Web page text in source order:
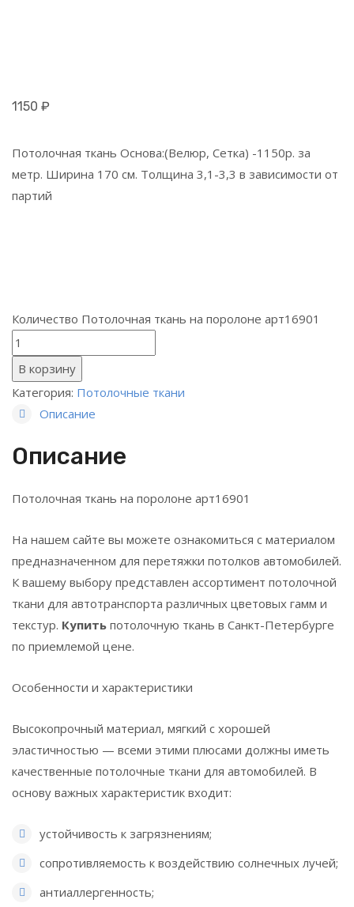
1150 ₽
Потолочная ткань Основа:(Велюр, Сетка) -1150р. за
метр. Ширина 170 см. Толщина 3,1-3,3 в зависимости от
партий
Количество Потолочная ткань на поролоне арт16901
В корзину
Категория: Потолочные ткани
Описание
Описание
Потолочная ткань на поролоне арт16901
На нашем сайте вы можете ознакомиться с материалом
предназначенном для перетяжки потолков автомобилей.
К вашему выбору представлен ассортимент потолочной
ткани для автотранспорта различных цветовых гамм и
текстур. Купить потолочную ткань в Санкт-Петербурге
по приемлемой цене.
Особенности и характеристики
Высокопрочный материал, мягкий с хорошей
эластичностью — всеми этими плюсами должны иметь
качественные потолочные ткани для автомобилей. В
основу важных характеристик входит:
устойчивость к загрязнениям;
сопротивляемость к воздействию солнечных лучей;
антиаллергенность;